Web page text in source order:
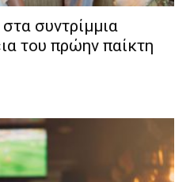
συντρίμμια
του πρώην παίκτη